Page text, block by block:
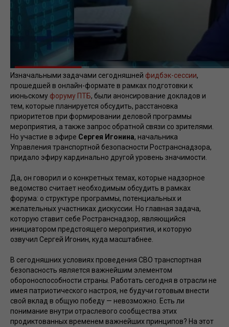
Изначальными задачами сегодняшней фидбэк-сессии,
прошедшей в онлайн-формате в рамках подготовки к
июньскому форуму ПТБ, были анонсирование докладов и
тем, которые планируется обсудить, расстановка
приоритетов при формировании деловой программы
мероприятия, а также запрос обратной связи со зрителями.
Но участие в эфире Сергея Игонина, начальника
Управления транспортной безопасности Ространснадзора,
придало эфиру кардинально другой уровень значимости.
Да, он говорил и о конкретных темах, которые надзорное
ведомство считает необходимым обсудить в рамках
форума: о структуре программы, потенциальных и
желательных участниках дискуссии. Но главная задача,
которую ставит себе Ространснадзор, являющийся
инициатором предстоящего мероприятия, и которую
озвучил Сергей Игонин, куда масштабнее.
В сегодняшних условиях проведения СВО транспортная
безопасность является важнейшим элементом
обороноспособности страны. Работать сегодня в отрасли не
имея патриотического настроя, не будучи готовым внести
свой вклад в общую победу — невозможно. Есть ли
понимание внутри отраслевого сообщества этих
продиктованных временем важнейших принципов? На этот